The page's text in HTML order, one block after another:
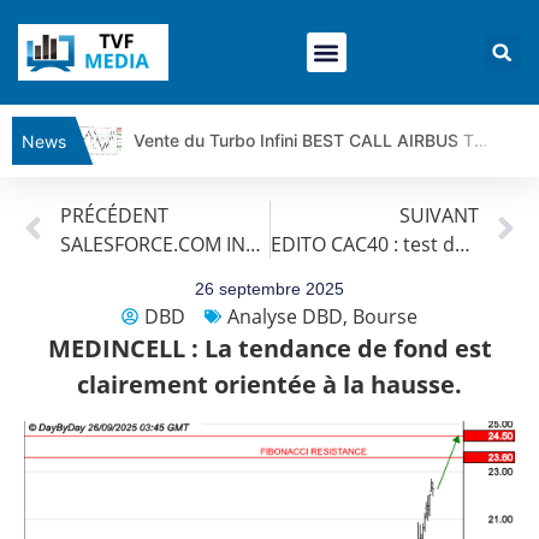
News
Vente du Turbo Infini BEST CALL AIRBUS TY80V à 3,45 € (+118 %)
Vente du Turbo infini BEST PUT COINBASE WO83V à 0,51 € (+46 %)
Jean Marie Seronie :Loi agricole : vraie réforme ou simple réponse à la colère ?| Interview Éco
CAPGEMINI : Un signal haussier avant les résultats ? | Daniel Cohen de Lara – Market Movers
REMY COINTREAU : Le rebond est-il enfin confirmé ? | Daniel Cohen de Lara – Market Movers
PRÉCÉDENT
SALESFORCE.COM INC : La tendance de fond est clairement orientée à la baisse.
SUIVANT
EDITO CAC40 : test du petit support
26 septembre 2025
DBD Analyse DBD, Bourse
MEDINCELL : La tendance de fond est
clairement orientée à la hausse.